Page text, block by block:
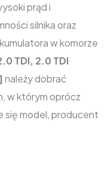
prąd i
silnika oraz
w komorze
TDI, 2.0 TDI
należy dobrać
w którym oprócz
się model, producent